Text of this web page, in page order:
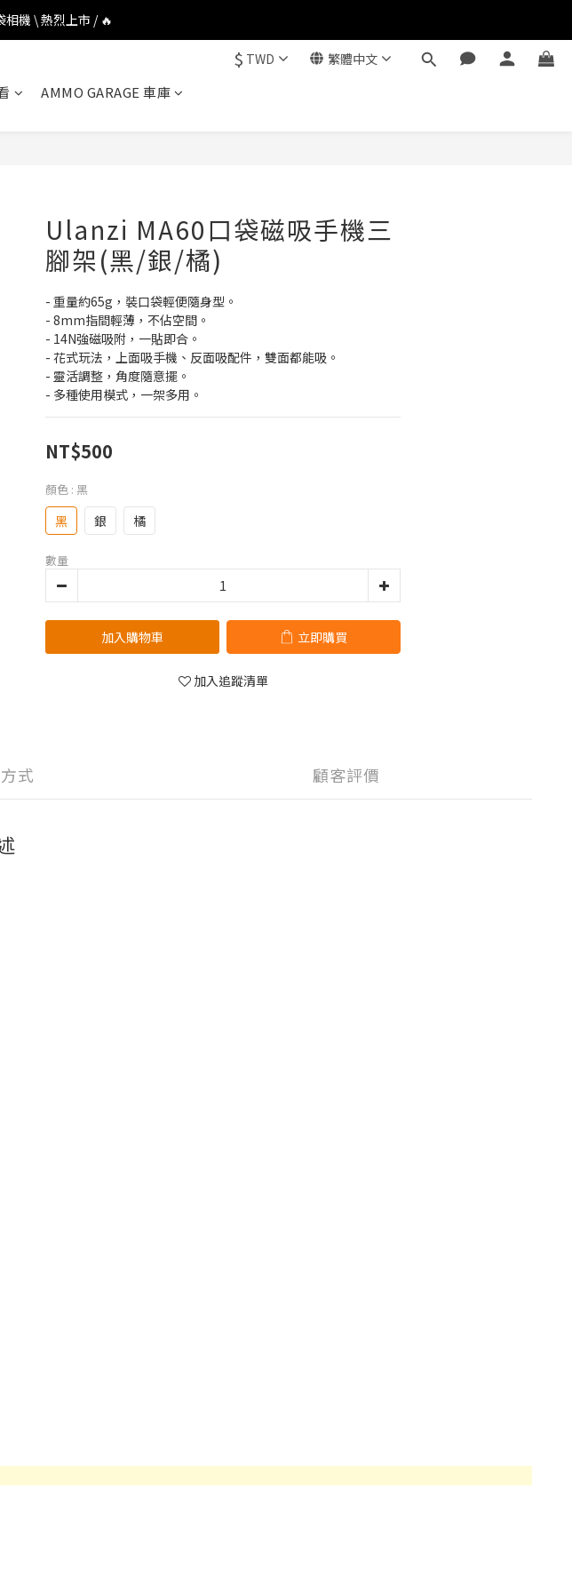
相機 \ 熱烈上市 / 🔥
相機 \ 熱烈上市 / 🔥
限定套裝 \ 時尚上市 / 🔥
$ TWD 繁體中文
AMMO GARAGE 車庫
Ulanzi MA60口袋磁吸手機三
腳架(黑/銀/橘)
- 重量約65g，裝口袋輕便隨身型。
- 8mm指間輕薄，不佔空間。
- 14N強磁吸附，一貼即合。
- 花式玩法，上面吸手機、反面吸配件，雙面都能吸。
- 靈活調整，角度隨意擺。
- 多種使用模式，一架多用。
NT$500
顏色 : 黑
黑 銀 橘
數量
加入購物車 立即購買
加入追蹤清單
式 顧客評價